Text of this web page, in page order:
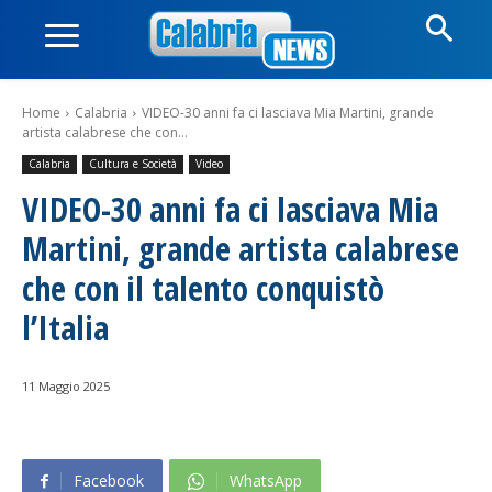
Home Calabria
VIDEO-30 anni fa ci lasciava Mia Martini, grande
artista calabrese che con...
Calabria Cultura e Società Video
VIDEO-30 anni fa ci lasciava Mia
Martini, grande artista calabrese
che con il talento conquistò
l’Italia
11 Maggio 2025
Facebook WhatsApp